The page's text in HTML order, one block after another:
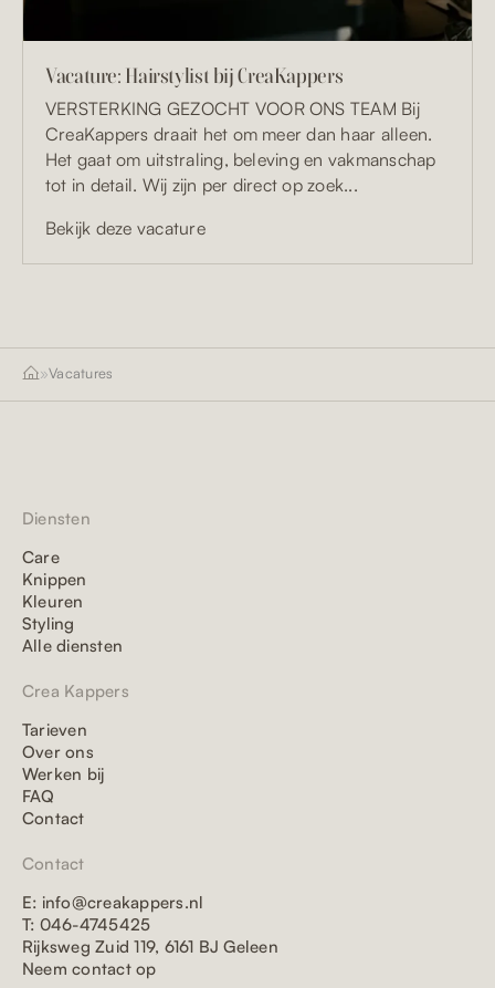
Vacature: Hairstylist bij CreaKappers
VERSTERKING GEZOCHT VOOR ONS TEAM Bij
CreaKappers draait het om meer dan haar alleen.
Het gaat om uitstraling, beleving en vakmanschap
tot in detail. Wij zijn per direct op zoek...
Bekijk deze vacature
»Vacatures
Diensten
Care
Knippen
Kleuren
Styling
Alle diensten
Crea Kappers
Tarieven
Over ons
Werken bij
FAQ
Contact
Contact
E: info@creakappers.nl
T: 046-4745425
Rijksweg Zuid 119, 6161 BJ Geleen
Neem contact op